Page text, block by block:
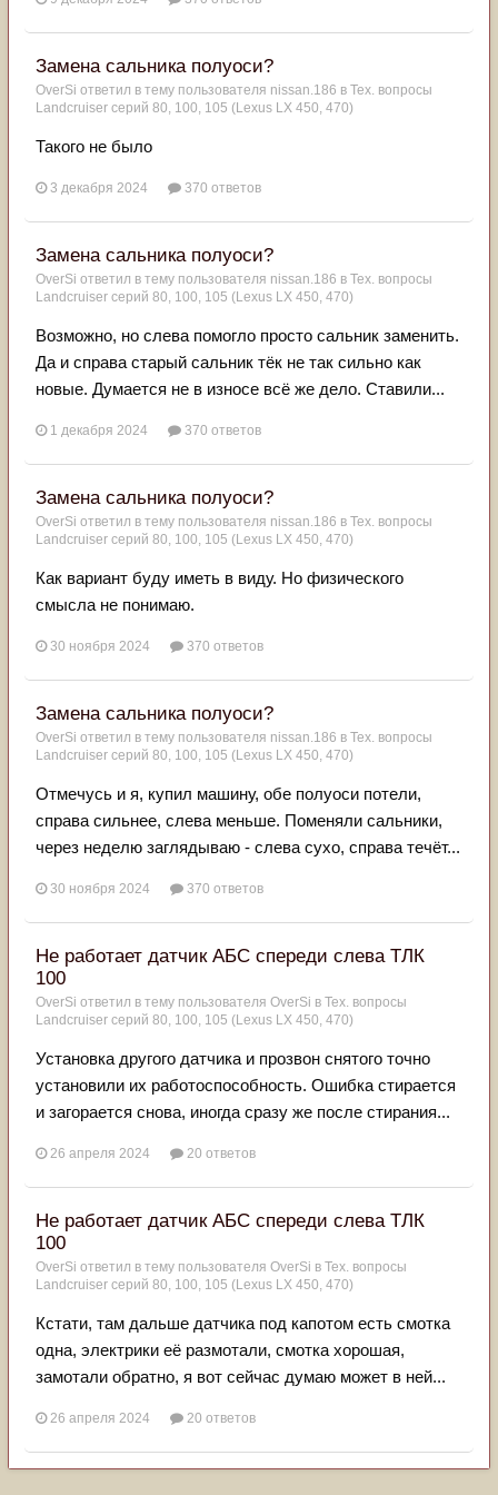
Замена сальника полуоси?
OverSi ответил в тему пользователя nissan.186 в Тех. вопросы
Landcruiser серий 80, 100, 105 (Lexus LX 450, 470)
Такого не было
3 декабря 2024 370 ответов
Замена сальника полуоси?
OverSi ответил в тему пользователя nissan.186 в Тех. вопросы
Landcruiser серий 80, 100, 105 (Lexus LX 450, 470)
Возможно, но слева помогло просто сальник заменить.
Да и справа старый сальник тёк не так сильно как
новые. Думается не в износе всё же дело. Ставили...
1 декабря 2024 370 ответов
Замена сальника полуоси?
OverSi ответил в тему пользователя nissan.186 в Тех. вопросы
Landcruiser серий 80, 100, 105 (Lexus LX 450, 470)
Как вариант буду иметь в виду. Но физического
смысла не понимаю.
30 ноября 2024 370 ответов
Замена сальника полуоси?
OverSi ответил в тему пользователя nissan.186 в Тех. вопросы
Landcruiser серий 80, 100, 105 (Lexus LX 450, 470)
Отмечусь и я, купил машину, обе полуоси потели,
справа сильнее, слева меньше. Поменяли сальники,
через неделю заглядываю - слева сухо, справа течёт...
30 ноября 2024 370 ответов
Не работает датчик АБС спереди слева ТЛК
100
OverSi ответил в тему пользователя OverSi в Тех. вопросы
Landcruiser серий 80, 100, 105 (Lexus LX 450, 470)
Установка другого датчика и прозвон снятого точно
установили их работоспособность. Ошибка стирается
и загорается снова, иногда сразу же после стирания...
26 апреля 2024 20 ответов
Не работает датчик АБС спереди слева ТЛК
100
OverSi ответил в тему пользователя OverSi в Тех. вопросы
Landcruiser серий 80, 100, 105 (Lexus LX 450, 470)
Кстати, там дальше датчика под капотом есть смотка
одна, электрики её размотали, смотка хорошая,
замотали обратно, я вот сейчас думаю может в ней...
26 апреля 2024 20 ответов